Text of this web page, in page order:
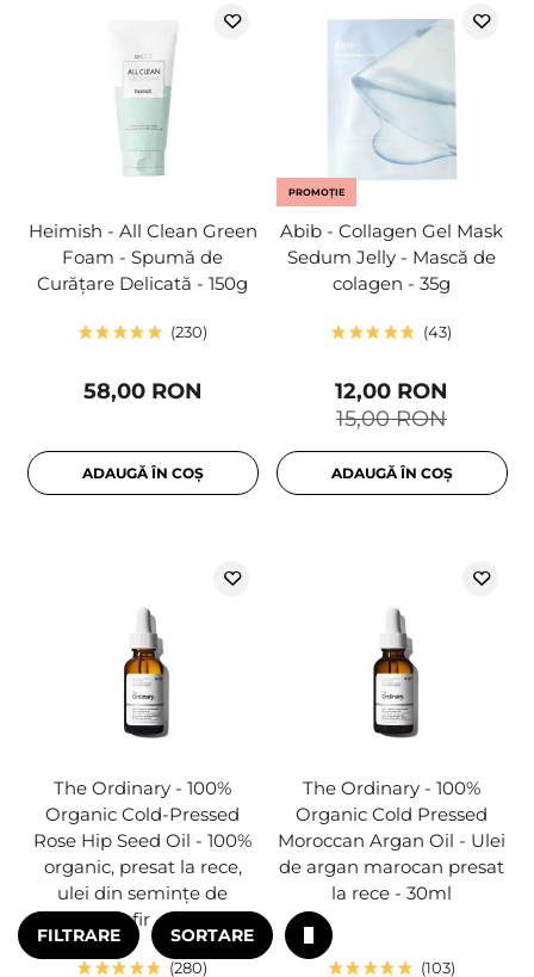
Heimish - All Clean Green
Foam - Spumă de
Curățare Delicată - 150g
230
58,00 RON
ADAUGĂ ÎN COȘ
PROMOȚIE
Abib - Collagen Gel Mask
Sedum Jelly - Mască de
colagen - 35g
43
15,00 RON
12,00 RON
ADAUGĂ ÎN COȘ
The Ordinary - 100%
Organic Cold-Pressed
Rose Hip Seed Oil - 100%
organic, presat la rece,
ulei din semințe de
trandafir - 30ml
280
The Ordinary - 100%
Organic Cold Pressed
Moroccan Argan Oil - Ulei
de argan marocan presat
la rece - 30ml
103
FILTRARE SORTARE